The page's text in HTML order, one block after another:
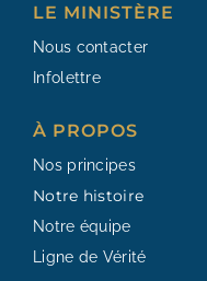
LE MINISTÈRE
Nous contacter
Infolettre
À PROPOS
Nos principes
Notre histoire
Notre équipe
Ligne de Vérité